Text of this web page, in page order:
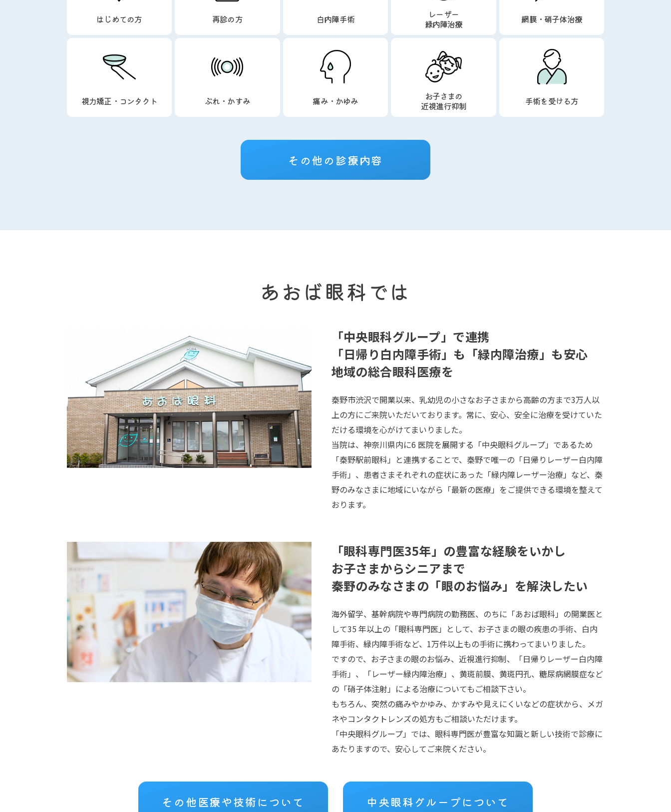
はじめての方 再診の方 白内障手術
レーザー
緑内障治療
網膜・硝子体治療
視力矯正・コンタクト ぶれ・かすみ 痛み・かゆみ
お子さまの
近視進行抑制
手術を受ける方
その他の診療内容
あおば眼科では
「中央眼科グループ」で連携
「日帰り白内障手術」も「緑内障治療」も安心
地域の総合眼科医療を
秦野市渋沢で開業以来、乳幼児の小さなお子さまから高齢の方まで3万人以
上の方にご来院いただいております。常に、安心、安全に治療を受けていた
だける環境を心がけてまいりました。
当院は、神奈川県内に6 医院を展開する「中央眼科グループ」であるため
「秦野駅前眼科」と連携することで、秦野で唯一の「日帰りレーザー白内障
手術」、患者さまそれぞれの症状にあった「緑内障レーザー治療」など、秦
野のみなさまに地域にいながら「最新の医療」をご提供できる環境を整えて
おります。
「眼科専門医35年」の豊富な経験をいかし
お子さまからシニアまで
秦野のみなさまの「眼のお悩み」を解決したい
海外留学、基幹病院や専門病院の勤務医、のちに「あおば眼科」の開業医と
して35 年以上の「眼科専門医」として、お子さまの眼の疾患の手術、白内
障手術、緑内障手術など、1万件以上もの手術に携わってまいりました。
ですので、お子さまの眼のお悩み、近視進行抑制、「日帰りレーザー白内障
手術」、「レーザー緑内障治療」、黄斑前膜、黄斑円孔、糖尿病網膜症など
の「硝子体注射」による治療についてもご相談下さい。
もちろん、突然の痛みやかゆみ、かすみや見えにくいなどの症状から、メガ
ネやコンタクトレンズの処方もご相談いただけます。
「中央眼科グループ」では、眼科専門医が豊富な知識と新しい技術で診療に
あたりますので、安心してご来院ください。
その他医療や技術について 中央眼科グループについて